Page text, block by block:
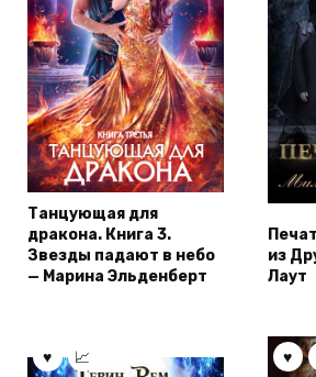
Танцующая для
дракона. Книга 3.
Звезды падают в небо
— Марина Эльденберт
из
Лаут